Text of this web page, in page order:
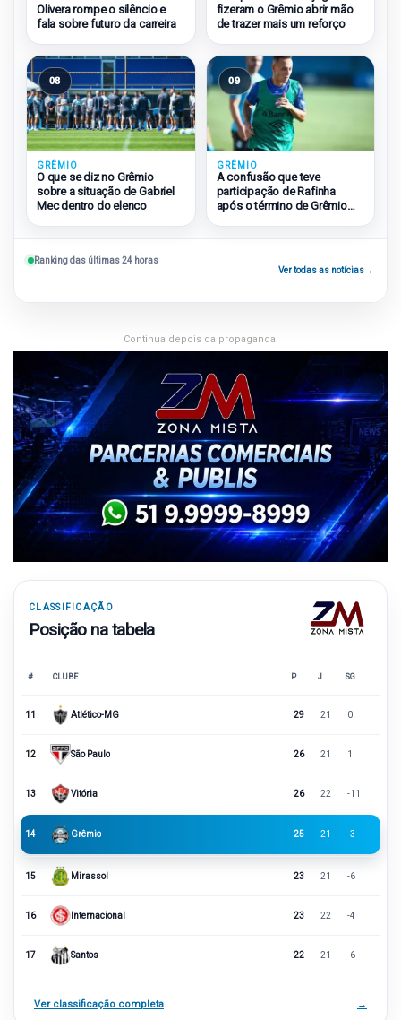
Olivera rompe o silêncio e
fala sobre futuro da carreira
fizeram o Grêmio abrir mão
de trazer mais um reforço
08
GRÊMIO
O que se diz no Grêmio
sobre a situação de Gabriel
Mec dentro do elenco
09
GRÊMIO
A confusão que teve
participação de Rafinha
após o término de Grêmio
Ranking das últimas 24 horas
Ver todas as notícias→
Continua depois da propaganda.
CLASSIFICAÇÃO
Posição na tabela
# CLUBE P J SG
11 Atlético-MG 29 21 0
12 São Paulo 26 21 1
13 Vitória 26 22 -11
14 Grêmio 25 21 -3
15 Mirassol 23 21 -6
16 Internacional 23 22 -4
17 Santos 22 21 -6
Ver classificação completa →